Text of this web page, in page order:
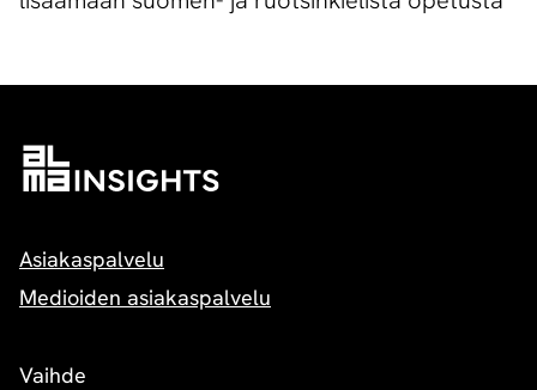
Asiakaspalvelu
Medioiden asiakaspalvelu
Vaihde